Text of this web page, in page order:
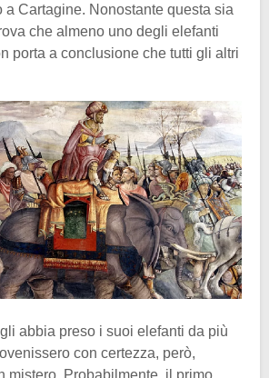
a Cartagine. Nonostante questa sia
che almeno uno degli elefanti
porta a conclusione che tutti gli altri
abbia preso i suoi elefanti da più
con certezza, però,
mistero. Probabilmente, il primo